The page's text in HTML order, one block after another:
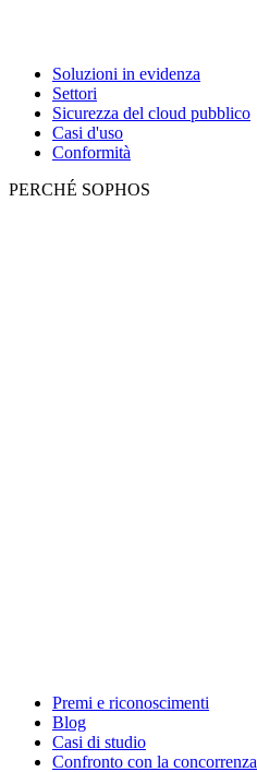
Soluzioni in evidenza
Settori
Sicurezza del cloud pubblico
Casi d'uso
Conformità
PERCHÉ SOPHOS
Premi e riconoscimenti
Blog
Casi di studio
Confronto con la concorrenza